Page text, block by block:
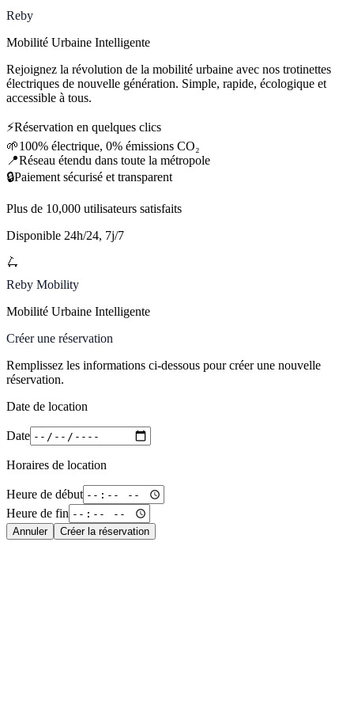
Reby
Mobilité Urbaine Intelligente
Rejoignez la révolution de la mobilité urbaine avec nos trotinettes
électriques de nouvelle génération. Simple, rapide, écologique et
accessible à tous.
⚡Réservation en quelques clics
🌱100% électrique, 0% émissions CO₂
📍Réseau étendu dans toute la métropole
🔒Paiement sécurisé et transparent
Plus de 10,000 utilisateurs satisfaits
Disponible 24h/24, 7j/7
🛴
Reby Mobility
Mobilité Urbaine Intelligente
Créer une réservation
Remplissez les informations ci-dessous pour créer une nouvelle
réservation.
Date de location
Date
Horaires de location
Heure de début
Heure de fin
Annuler Créer la réservation